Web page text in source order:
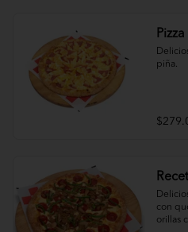
piña.
con
orillas